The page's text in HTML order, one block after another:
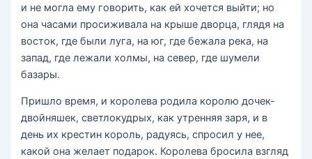
и не могла ему говорить, как ей хочется выйти; но
она часами просиживала на крыше дворца, глядя на
восток, где были луга, на юг, где бежала река, на
запад, где лежали холмы, на север, где шумели
базары.
Пришло время, и королева родила королю дочек-
двойняшек, светлокудрых, как утренняя заря, и в
день их крестин король, радуясь, спросил у нее,
какой она желает подарок. Королева бросила взгляд